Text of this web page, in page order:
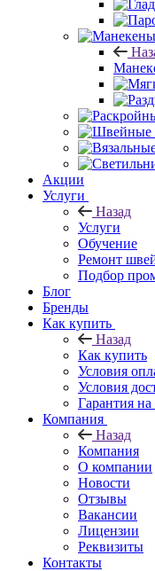
Акции
Услуги
Назад
Услуги
Обучение
Ремонт
Подбор
Блог
Бренды
Как купить
Назад
Как купить
Условия
Условия
Гарантия на
Компания
Назад
Компания
О компании
Новости
Отзывы
Вакансии
Лицензии
Реквизиты
Контакты